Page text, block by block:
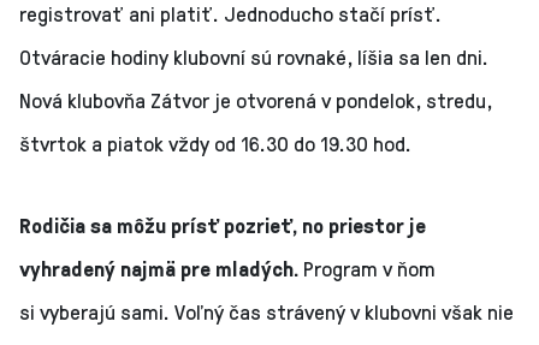
registrovať ani platiť. Jednoducho stačí prísť.
Otváracie hodiny klubovní sú rovnaké, líšia sa len dni.
Nová klubovňa Zátvor je otvorená v pondelok, stredu,
štvrtok a piatok vždy od 16.30 do 19.30 hod.
Rodičia sa môžu prísť pozrieť, no priestor je
vyhradený najmä pre mladých. Program v ňom
si vyberajú sami. Voľný čas strávený v klubovni však nie